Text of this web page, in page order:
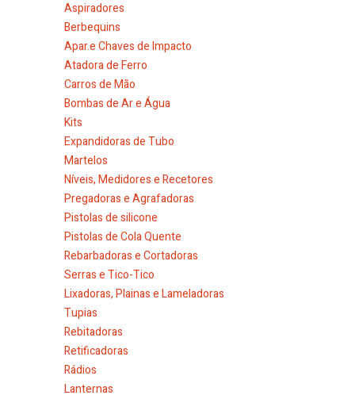
Aspiradores
Berbequins
Apar.e Chaves de Impacto
Atadora de Ferro
Carros de Mão
Bombas de Ar e Água
Kits
Expandidoras de Tubo
Martelos
Níveis, Medidores e Recetores
Pregadoras e Agrafadoras
Pistolas de silicone
Pistolas de Cola Quente
Rebarbadoras e Cortadoras
Serras e Tico-Tico
Lixadoras, Plainas e Lameladoras
Tupias
Rebitadoras
Retificadoras
Rádios
Lanternas